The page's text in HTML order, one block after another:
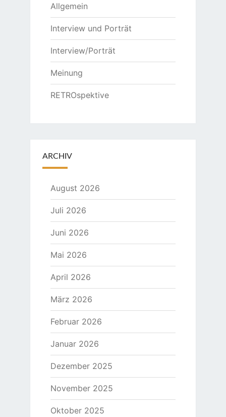
Allgemein
Interview und Porträt
Interview/Porträt
Meinung
RETROspektive
ARCHIV
August 2026
Juli 2026
Juni 2026
Mai 2026
April 2026
März 2026
Februar 2026
Januar 2026
Dezember 2025
November 2025
Oktober 2025